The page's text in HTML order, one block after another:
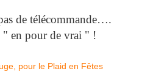
de télécommande….
en pour de vrai " !